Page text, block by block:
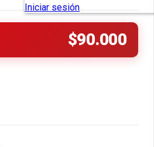
$90.000